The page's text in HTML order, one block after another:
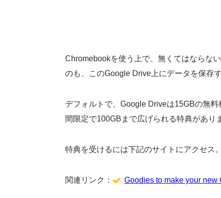
Chromebookを使う上で、無くてはならな
のも、このGoogle Drive上にデータを保存
デフォルトで、Google Driveは15GBの無
間限定で100GBまで広げられる特典があり
特典を受けるには下記のサイトにアクセス
関連リンク： Goodies to make your new